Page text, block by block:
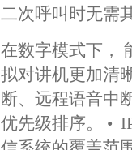
二次呼叫时无需
在数字模式下，
拟对讲机更加清
断、远程语音中
优先级排序。 •